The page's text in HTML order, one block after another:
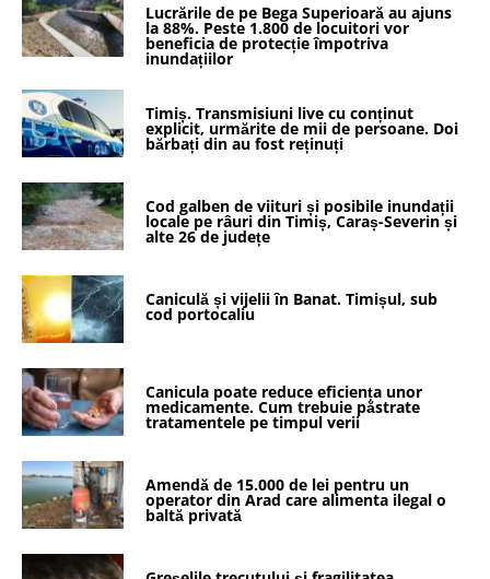
Lucrările de pe Bega Superioară au ajuns
la 88%. Peste 1.800 de locuitori vor
beneficia de protecție împotriva
inundațiilor
Timiș. Transmisiuni live cu conținut
explicit, urmărite de mii de persoane. Doi
bărbați din au fost reținuți
Cod galben de viituri și posibile inundații
locale pe râuri din Timiș, Caraș-Severin și
alte 26 de județe
Caniculă și vijelii în Banat. Timișul, sub
cod portocaliu
Canicula poate reduce eficiența unor
medicamente. Cum trebuie păstrate
tratamentele pe timpul verii
Amendă de 15.000 de lei pentru un
operator din Arad care alimenta ilegal o
baltă privată